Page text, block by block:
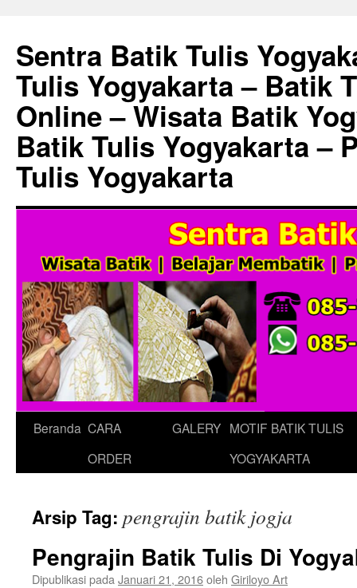
Sentra Batik Tulis
Tulis Yogyakarta – Batik
Online – Wisata Batik
Batik Tulis Yogyakarta –
Tulis Yogyakarta
Beranda CARA
ORDER
GALERY MOTIF BATIK TULIS
YOGYAKARTA
Arsip Tag: pengrajin batik jogja
Pengrajin Batik Tulis Di
Dipublikasi pada Januari 21, 2016oleh Giriloyo Art